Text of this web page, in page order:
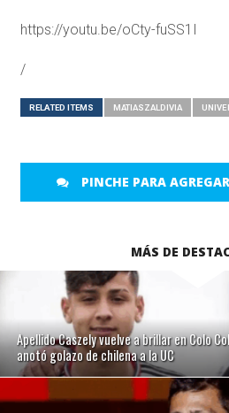
https://youtu.be/oCty-fuSS1I
/
RELATED ITEMS MATIASZALDIVIA
PINCHE PARA
MÁS DE
Apellido Caszely vuelve a brillar en Colo
anotó golazo de chilena a la UC